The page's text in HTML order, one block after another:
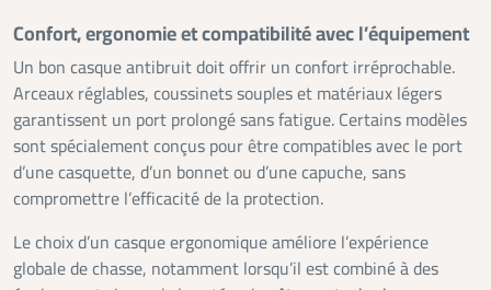
Confort, ergonomie et compatibilité avec l’équipement
Un bon casque antibruit doit offrir un confort irréprochable.
Arceaux réglables, coussinets souples et matériaux légers
garantissent un port prolongé sans fatigue. Certains modèles
sont spécialement conçus pour être compatibles avec le port
d’une casquette, d’un bonnet ou d’une capuche, sans
compromettre l’efficacité de la protection.
Le choix d’un casque ergonomique améliore l’expérience
globale de chasse, notamment lorsqu’il est combiné à des